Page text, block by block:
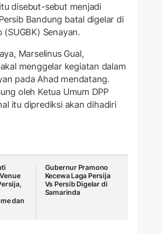
disebut-sebut menjadi
Bandung batal digelar di
Senayan.
Marselinus Gual,
menggelar kegiatan dalam
pada Ahad mendatang.
oleh Ketua Umum DPP
itu diprediksi akan dihadiri
dan
Gubernur Pramono
Kecewa Laga Persija
Vs Persib Digelar di
Samarinda